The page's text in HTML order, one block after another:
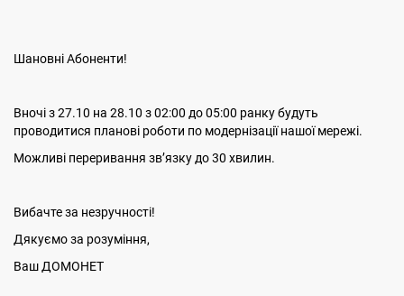
Шановні Абоненти!
Вночі з 27.10 на 28.10 з 02:00 до 05:00 ранку будуть
проводитися планові роботи по модернізації нашої мережі.
Можливі переривання звʼязку до 30 хвилин.
Вибачте за незручності!
Дякуємо за розуміння,
Ваш ДОМОНЕТ